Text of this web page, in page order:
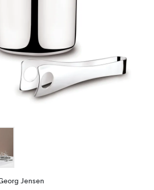
Jensen